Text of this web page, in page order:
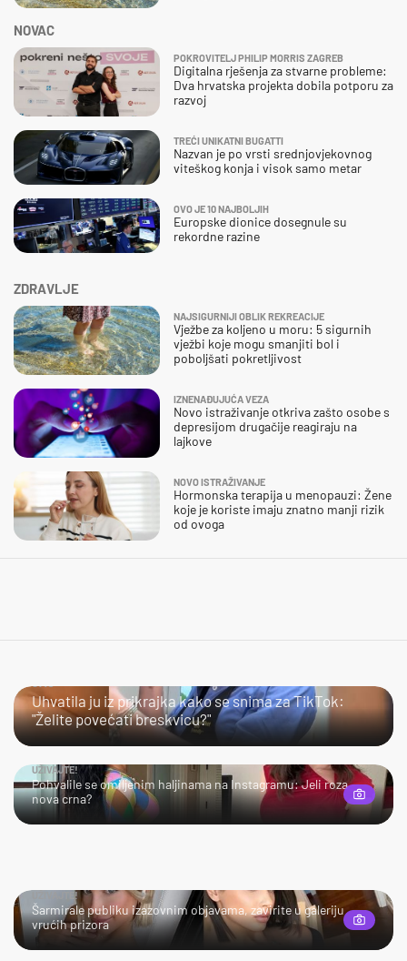
ZDRAVLJE
NAJSIGURNIJI OBLIK REKREACIJE
Vježbe za koljeno u moru: 5 sigurnih
vježbi koje mogu smanjiti bol i
poboljšati pokretljivost
IZNENAĐUJUĆA VEZA
Novo istraživanje otkriva zašto osobe s
depresijom drugačije reagiraju na
lajkove
NOVO ISTRAŽIVANJE
Hormonska terapija u menopauzi: Žene
koje je koriste imaju znatno manji rizik
od ovoga
NOVAC
POKROVITELJ PHILIP MORRIS ZAGREB
Digitalna rješenja za stvarne probleme:
Dva hrvatska projekta dobila potporu za
razvoj
TREĆI UNIKATNI BUGATTI
Nazvan je po vrsti srednjovjekovnog
viteškog konja i visok samo metar
OVO JE 10 NAJBOLJIH
Europske dionice dosegnule su
rekordne razine
Uhvatila ju iz prikrajka kako se snima za TikTok:
"Želite povećati breskvicu?"
UŽIVAJTE!
Pohvalile se omiljenim haljinama na Instagramu: Jeli roza
nova crna?
UŽIVAJTE!
Šarmirale publiku izazovnim objavama, zavirite u galeriju
vrućih prizora